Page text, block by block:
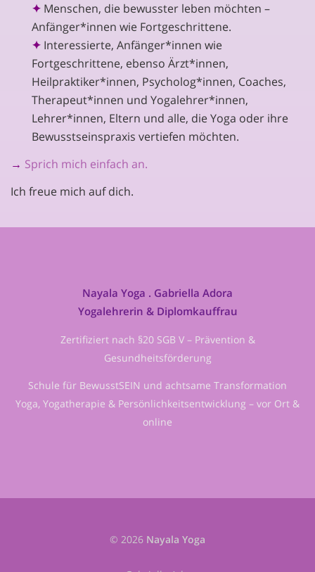
✦ Menschen, die bewusster leben möchten –
Anfänger*innen wie Fortgeschrittene.
✦ Interessierte, Anfänger*innen wie
Fortgeschrittene, ebenso Ärzt*innen,
Heilpraktiker*innen, Psycholog*innen, Coaches,
Therapeut*innen und Yogalehrer*innen,
Lehrer*innen, Eltern und alle, die Yoga oder ihre
Bewusstseinspraxis vertiefen möchten.
→ Sprich mich einfach an.
Ich freue mich auf dich.
Nayala Yoga . Gabriella Adora
Yogalehrerin & Diplomkauffrau
Zertifiziert nach §20 SGB V – Prävention &
Gesundheitsförderung
Schule für BewusstSEIN und achtsame Transformation
Yoga, Yogatherapie & Persönlichkeitsentwicklung – vor Ort &
online
© 2026 Nayala Yoga